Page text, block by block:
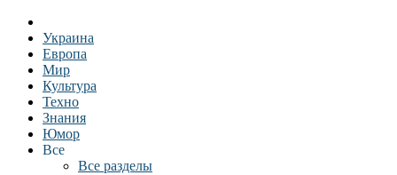
Украина
Европа
Мир
Культура
Техно
Знания
Юмор
Все
Все разделы